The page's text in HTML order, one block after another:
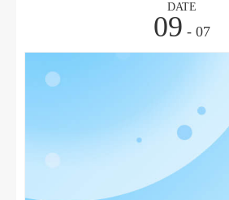
商平台，具有较强的进取精神和良好
DATE
09 - 07